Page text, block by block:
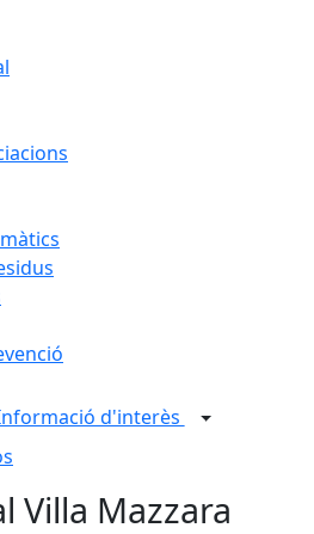
d'interès
Villa Mazzara